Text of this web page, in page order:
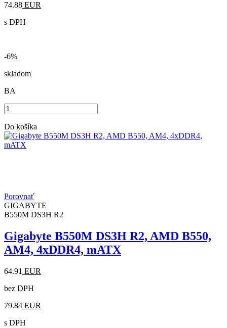
74.88 EUR
s DPH
-6%
skladom
BA
Do košíka
Porovnať
GIGABYTE
B550M DS3H R2
Gigabyte B550M DS3H R2, AMD B550,
AM4, 4xDDR4, mATX
64.91 EUR
bez DPH
79.84 EUR
s DPH